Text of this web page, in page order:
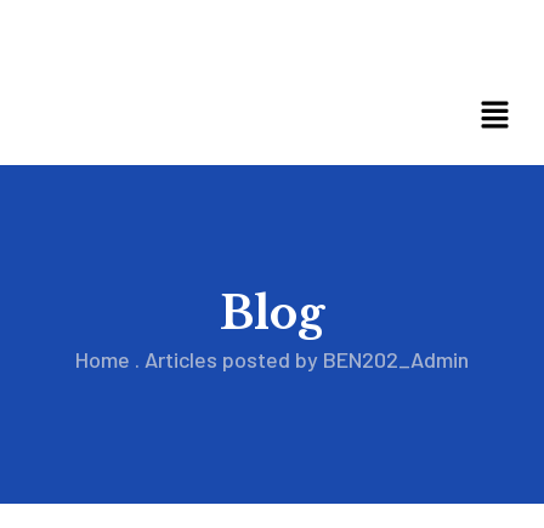
Blog
Home . Articles posted by BEN202_Admin